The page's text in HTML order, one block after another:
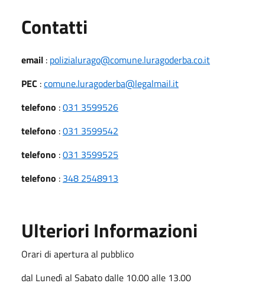
Contatti
email : polizialurago@comune.luragoderba.co.it
PEC :comune.luragoderba@legalmail.it
telefono :031 3599526
telefono :031 3599542
telefono :031 3599525
telefono : 348 2548913
Ulteriori Informazioni
Orari di apertura al pubblico
dal Lunedì al Sabato dalle 10.00 alle 13.00